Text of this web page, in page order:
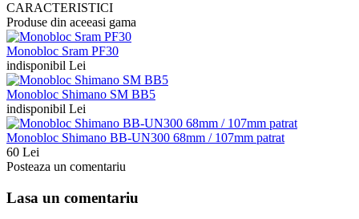
CARACTERISTICI
Produse din aceeasi gama
Monobloc Sram PF30
indisponibil Lei
Monobloc Shimano SM BB5
indisponibil Lei
Monobloc Shimano BB-UN300 68mm / 107mm patrat
60 Lei
Posteaza un comentariu
Lasa un comentariu